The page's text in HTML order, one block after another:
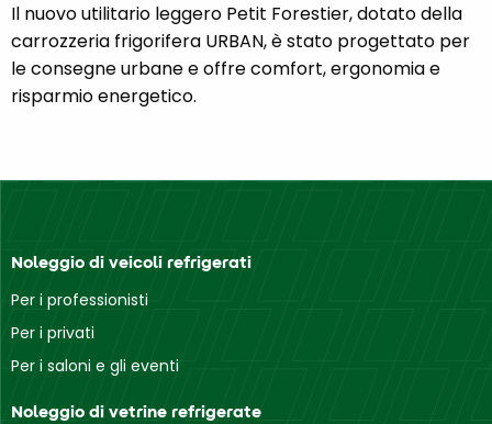
Il nuovo utilitario leggero Petit Forestier, dotato della
carrozzeria frigorifera URBAN, è stato progettato per
le consegne urbane e offre comfort, ergonomia e
risparmio energetico.
Noleggio di veicoli refrigerati
Per i professionisti
Per i privati
Per i saloni e gli eventi
Noleggio di vetrine refrigerate